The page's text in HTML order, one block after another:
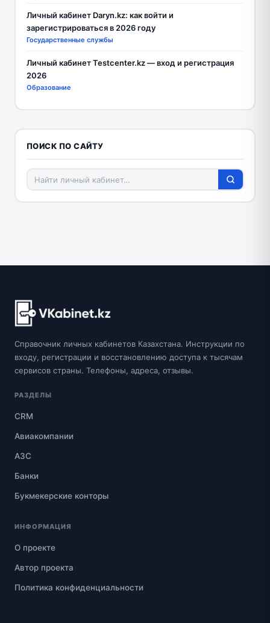
Личный кабинет Daryn.kz: как войти и
зарегистрироваться в 2026 году
Государственные службы
Личный кабинет Testcenter.kz — вход и регистрация
2026
Образование
ПОИСК ПО САЙТУ
Справочник личных кабинетов Казахстана. Инструкции по
входу, регистрации и восстановлению доступа к тысячам
сервисов страны. Телефоны, адреса, отзывы.
РАЗДЕЛЫ
CRM
Авиакомпании
АЗС
Банки
Букмекерские конторы
ИНФОРМАЦИЯ
О проекте
Автор проекта
Политика конфиденциальности